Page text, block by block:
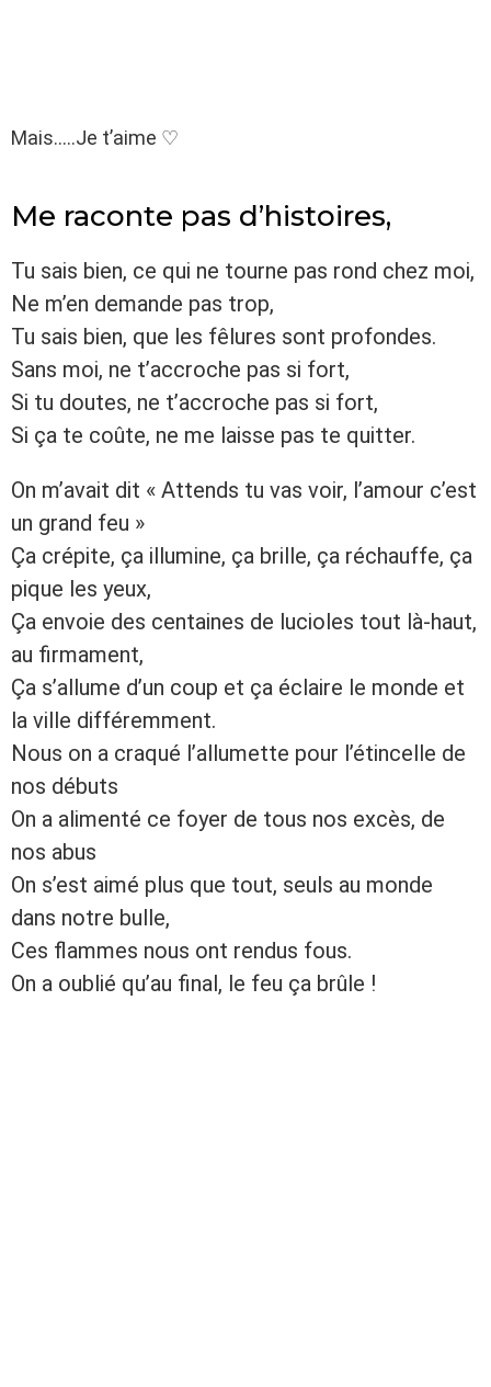
Mais…..Je t’aime ♡
Me raconte pas d’histoires,
Tu sais bien, ce qui ne tourne pas rond chez moi,
Ne m’en demande pas trop,
Tu sais bien, que les fêlures sont profondes.
Sans moi, ne t’accroche pas si fort,
Si tu doutes, ne t’accroche pas si fort,
Si ça te coûte, ne me laisse pas te quitter.
On m’avait dit « Attends tu vas voir, l’amour c’est
un grand feu »
Ça crépite, ça illumine, ça brille, ça réchauffe, ça
pique les yeux,
Ça envoie des centaines de lucioles tout là-haut,
au firmament,
Ça s’allume d’un coup et ça éclaire le monde et
la ville différemment.
Nous on a craqué l’allumette pour l’étincelle de
nos débuts
On a alimenté ce foyer de tous nos excès, de
nos abus
On s’est aimé plus que tout, seuls au monde
dans notre bulle,
Ces flammes nous ont rendus fous.
On a oublié qu’au final, le feu ça brûle !